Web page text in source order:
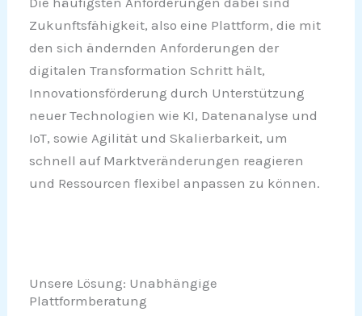
Zukunftsfähigkeit, also eine Plattform, die mit
den sich ändernden Anforderungen der
digitalen Transformation Schritt hält,
Innovationsförderung durch Unterstützung
neuer Technologien wie KI, Datenanalyse und
IoT, sowie Agilität und Skalierbarkeit, um
schnell auf Marktveränderungen reagieren
und Ressourcen flexibel anpassen zu können.
Unsere Lösung: Unabhängige
Plattformberatung